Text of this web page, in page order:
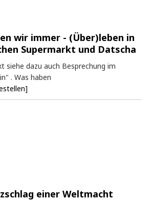
wir immer - (Über)leben in
Supermarkt und Datscha
siehe dazu auch Besprechung im
. Was haben
einer Weltmacht